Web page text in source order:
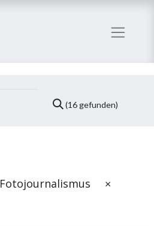
(16 gefunden)
Fotojournalismus ×